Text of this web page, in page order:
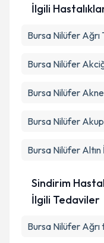
İlgili
Bursa Nilüfer Ağrı
Bursa Nilüfer
Bursa Nilüfer
Bursa Nilüfer
Bursa Nilüfer
Sindirim
İlgili Tedaviler
Bursa Nilüfer